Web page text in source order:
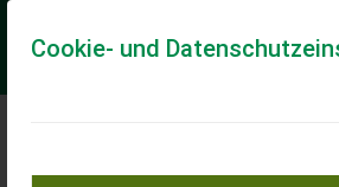
Cookie- und